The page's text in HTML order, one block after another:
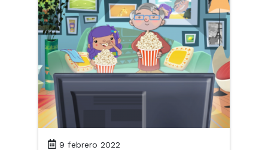
9 febrero 2022